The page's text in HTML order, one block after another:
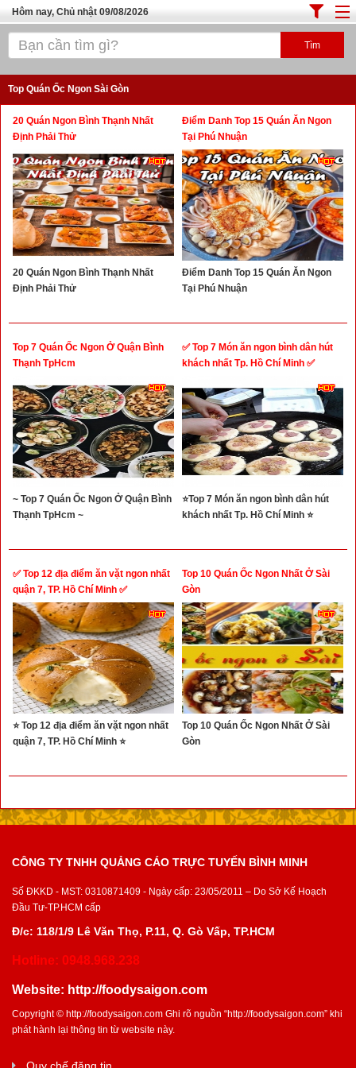
Hôm nay, Chủ nhật 09/08/2026
Trang chủ
Bánh - Đồ Ăn Vặt
Thực Phẩm Nông Hải Sản
Top Quán Ăn Sài Gòn
Top Quán Ốc Ngon Sài Gòn
20 Quán Ngon Bình Thạnh Nhất
Định Phải Thử
20 Quán Ngon Bình Thạnh Nhất
Định Phải Thử
Điểm Danh Top 15 Quán Ăn Ngon
Tại Phú Nhuận
Điểm Danh Top 15 Quán Ăn Ngon
Tại Phú Nhuận
Top 7 Quán Ốc Ngon Ở Quận Bình
Thạnh TpHcm
~ Top 7 Quán Ốc Ngon Ở Quận Bình
Thạnh TpHcm ~
✅ Top 7 Món ăn ngon bình dân hút
khách nhất Tp. Hồ Chí Minh ✅
⭐Top 7 Món ăn ngon bình dân hút
khách nhất Tp. Hồ Chí Minh ⭐
✅ Top 12 địa điểm ăn vặt ngon nhất
quận 7, TP. Hồ Chí Minh ✅
⭐ Top 12 địa điểm ăn vặt ngon nhất
quận 7, TP. Hồ Chí Minh ⭐
Top 10 Quán Ốc Ngon Nhất Ở Sài
Gòn
Top 10 Quán Ốc Ngon Nhất Ở Sài
Gòn
CÔNG TY TNHH QUẢNG CÁO TRỰC TUYẾN BÌNH MINH
Số ĐKKD - MST: 0310871409 - Ngày cấp: 23/05/2011 – Do Sở Kế Hoạch
Đầu Tư-TP.HCM cấp
Đ/c: 118/1/9 Lê Văn Thọ, P.11, Q. Gò Vấp, TP.HCM
Hotline: 0948.968.238
Website: http://foodysaigon.com
Copyright © http://foodysaigon.com Ghi rõ nguồn “http://foodysaigon.com” khi
phát hành lại thông tin từ website này.